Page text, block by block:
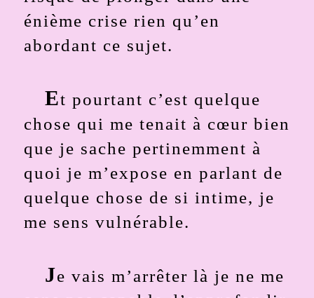
énième crise rien qu’en
abordant ce sujet.
Et pourtant c’est quelque
chose qui me tenait à cœur bien
que je sache pertinemment à
quoi je m’expose en parlant de
quelque chose de si intime, je
me sens vulnérable.
Je vais m’arrêter là je ne me